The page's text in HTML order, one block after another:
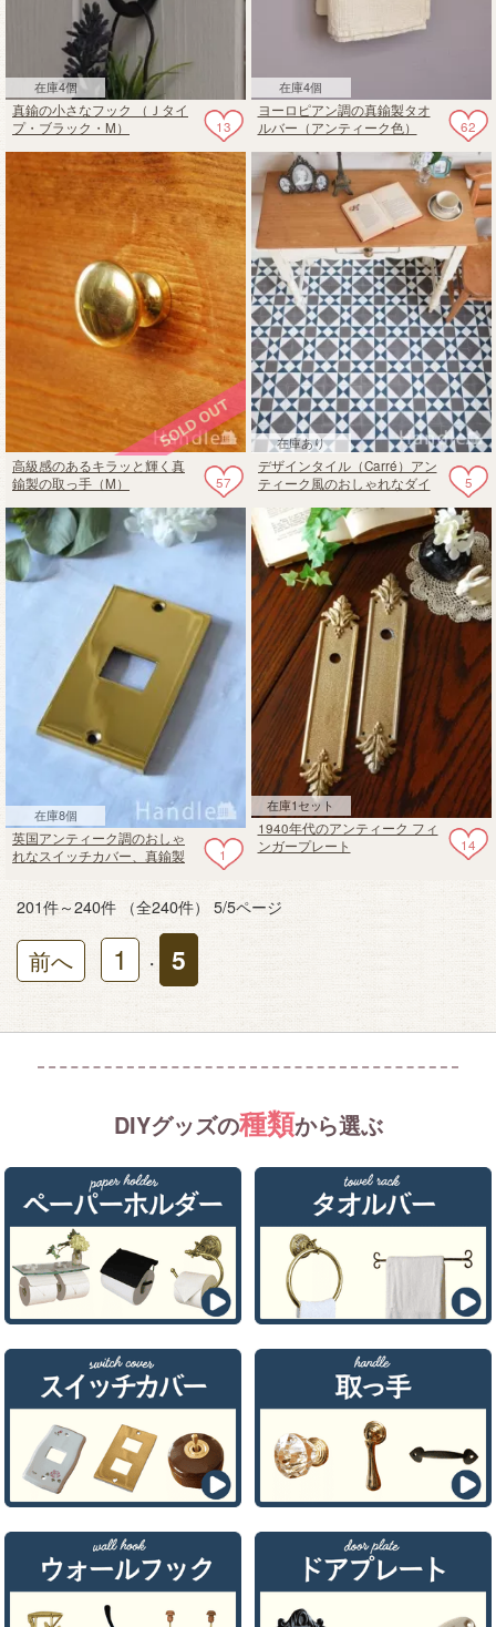
在庫4個
13
真鍮の小さなフック （Ｊタイ
プ・ブラック・M）
在庫4個
62
ヨーロピアン調の真鍮製タオ
ルバー（アンティーク色）
57
高級感のあるキラッと輝く真
鍮製の取っ手（M）
在庫あり
5
デザインタイル（Carré）アン
ティーク風のおしゃれなダイ
在庫8個
1
英国アンティーク調のおしゃ
れなスイッチカバー、真鍮製
グルタイプ）
在庫1セット
14
1940年代のアンティーク フィ
ンガープレート
201件～240件 （全240件） 5/5ページ
前へ 1 ・ 5
DIYグッズの種類から選ぶ